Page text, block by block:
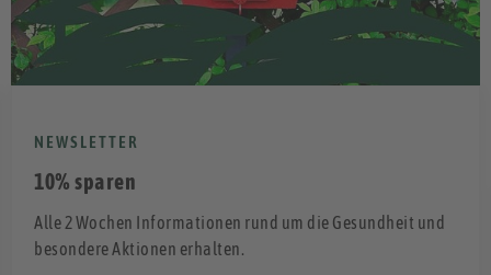
NEWSLETTER
10% sparen
Alle 2 Wochen Informationen rund um die Gesundheit und
besondere Aktionen erhalten.